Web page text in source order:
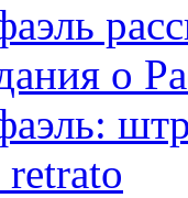
о
retrato